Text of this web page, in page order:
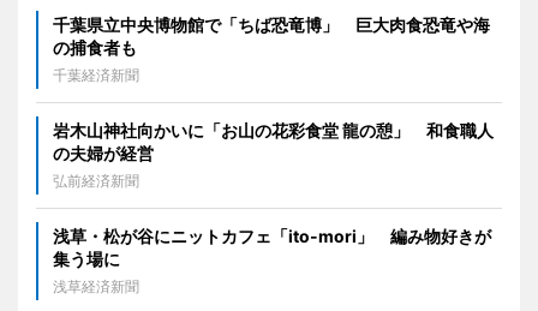
千葉県立中央博物館で「ちば恐竜博」 巨大肉食恐竜や海
の捕食者も
千葉経済新聞
岩木山神社向かいに「お山の花彩食堂 龍の憩」 和食職人
の夫婦が経営
弘前経済新聞
浅草・松が谷にニットカフェ「ito-mori」 編み物好きが
集う場に
浅草経済新聞